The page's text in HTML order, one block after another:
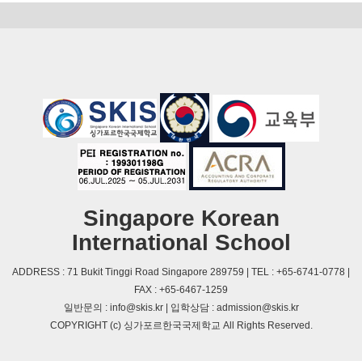
Singapore Korean
International School
ADDRESS : 71 Bukit Tinggi Road Singapore 289759 | TEL : +65-6741-0778 |
FAX : +65-6467-1259
일반문의 : info@skis.kr | 입학상담 : admission@skis.kr
COPYRIGHT (c) 싱가포르한국국제학교 All Rights Reserved.